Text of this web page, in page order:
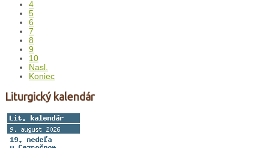
4
5
6
7
8
9
10
Nasl.
Koniec
Liturgický kalendár